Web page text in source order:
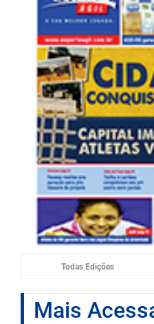
Todas Edições
Mais